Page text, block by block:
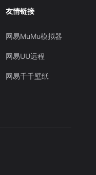
友情链接
网易MuMu模拟器
网易UU远程
网易千千壁纸